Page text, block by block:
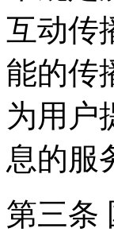
互动传
能的传
为用户
息的服
第三条